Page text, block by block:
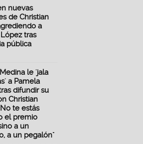
nuevas
de Christian
a
tras
pública
le 'jala
a Pamela
difundir su
Christian
te estás
el premio
a un
a un pegalón"